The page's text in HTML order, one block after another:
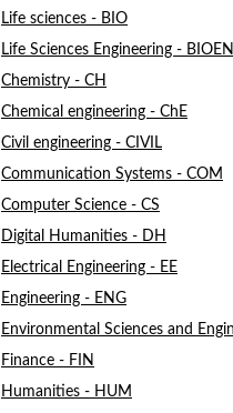
Life sciences - BIO
Life Sciences Engineering -
Chemistry - CH
Chemical engineering - ChE
Civil engineering - CIVIL
Communication Systems - COM
Computer Science - CS
Digital Humanities - DH
Electrical Engineering - EE
Engineering - ENG
Environmental Sciences and
Finance - FIN
Humanities - HUM